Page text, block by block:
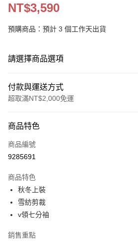
NT$3,590
預購商品：預計 3 個工作天出貨
請選擇商品選項
付款與運送方式
超取滿NT$2,000免運
信用卡一次付款
LINE Pay
街口支付
悠遊付
商品特色
商品編號
9285691
商品特色
秋冬上裝
雪紡剪裁
v領七分袖
銷售重點